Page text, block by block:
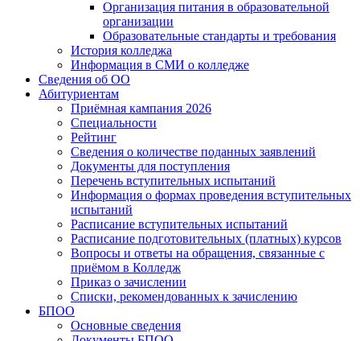
Организация питания в образовательной
организации
Образовательные стандарты и требования
История колледжа
Информация в СМИ о колледже
Сведения об ОО
Абитуриентам
Приёмная кампания 2026
Специальности
Рейтинг
Сведения о количестве поданных заявлений
Документы для поступления
Перечень вступительных испытаний
Информация о формах проведения вступительных
испытаний
Расписание вступительных испытаний
Расписание подготовительных (платных) курсов
Вопросы и ответы на обращения, связанные с
приёмом в Колледж
Приказ о зачислении
Списки, рекомендованных к зачислению
БПОО
Основные сведения